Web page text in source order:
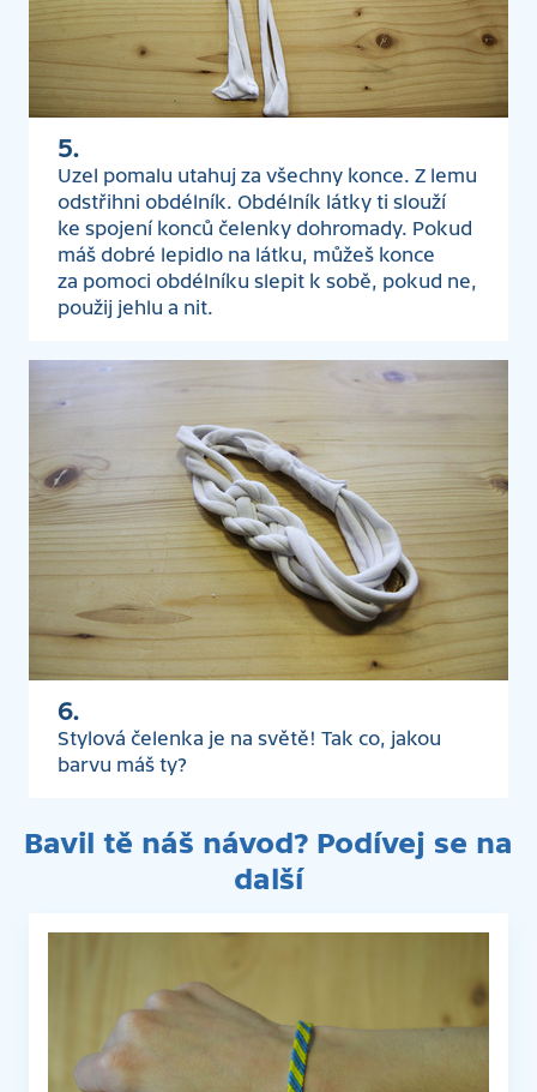
5.
Uzel pomalu utahuj za všechny konce. Z lemu
odstřihni obdélník. Obdélník látky ti slouží
ke spojení konců čelenky dohromady. Pokud
máš dobré lepidlo na látku, můžeš konce
za pomoci obdélníku slepit k sobě, pokud ne,
použij jehlu a nit.
6.
Stylová čelenka je na světě! Tak co, jakou
barvu máš ty?
Bavil tě náš návod? Podívej se na
další